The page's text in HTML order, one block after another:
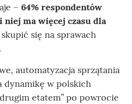
– 64% respondentów
ma więcej czasu dla
się na sprawach
automatyzacja sprzątania
dynamikę w polskich
etatem” po powrocie